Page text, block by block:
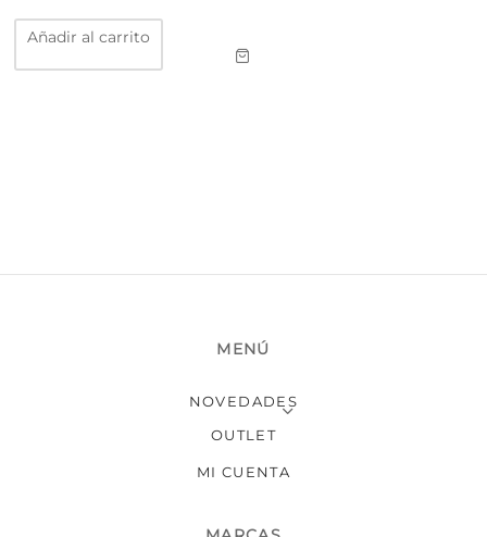
Añadir al carrito
MENÚ
NOVEDADES
OUTLET
MI CUENTA